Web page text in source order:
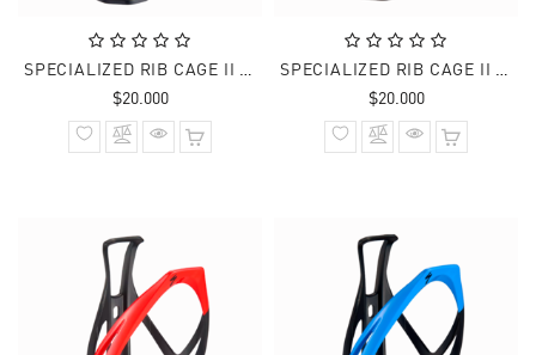
SPECIALIZED RIB CAGE II CAGE MATTE BLK
$20.000Precio
normal
SPECIALIZED RIB CAGE II MATTE BLK/LIQSIL
$20.000Precio
normal